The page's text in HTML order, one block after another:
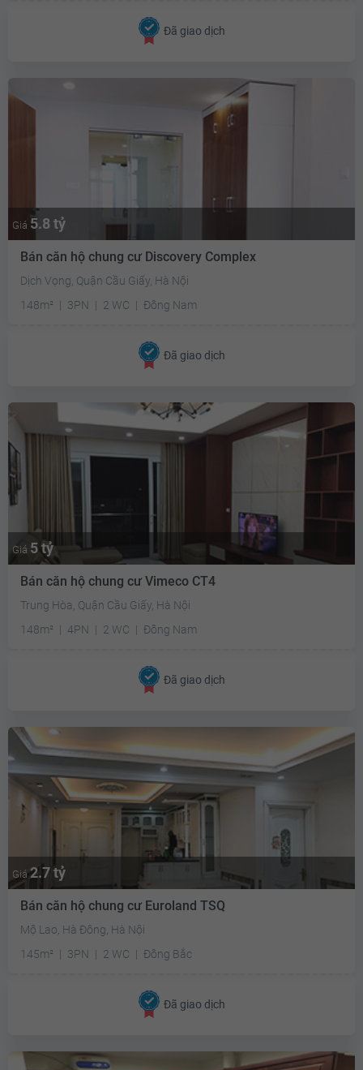
Đã giao dịch
Giá 5.8 tỷ
Bán căn hộ chung cư Discovery Complex
Dịch Vọng, Quận Cầu Giấy, Hà Nội
148m²
3PN 2 WC Đông Nam
Đã giao dịch
Giá 5 tỷ
Bán căn hộ chung cư Vimeco CT4
Trung Hòa, Quận Cầu Giấy, Hà Nội
148m²
4PN 2 WC Đông Nam
Đã giao dịch
Giá2.7 tỷ
Bán căn hộ chung cư Euroland TSQ
Mộ Lao, Hà Đông, Hà Nội
145m²
3PN 2 WC Đông Bắc
Đã giao dịch